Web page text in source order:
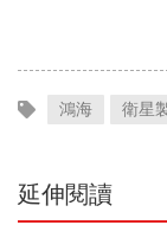
鴻海 衛星
延伸閱讀